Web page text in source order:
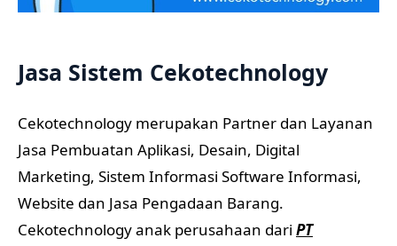
Jasa Sistem Cekotechnology
Cekotechnology merupakan Partner dan Layanan
Jasa Pembuatan Aplikasi, Desain, Digital
Marketing, Sistem Informasi Software Informasi,
Website dan Jasa Pengadaan Barang.
Cekotechnology anak perusahaan dari PT